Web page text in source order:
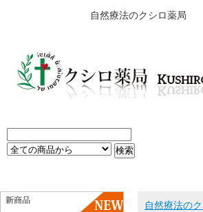
自然療法のクシロ薬局
自然療法の